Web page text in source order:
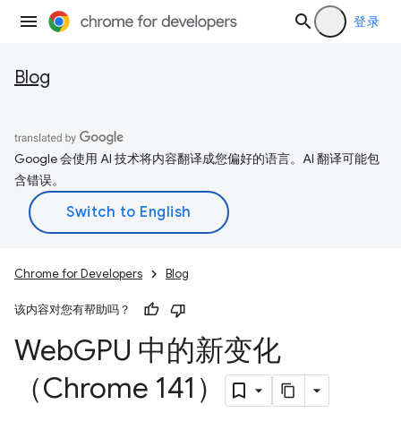
登录
Blog
Google 会使用 AI 技术将内容翻译成您偏好的语言。AI 翻译可能包
含错误。
Chrome for Developers Blog
该内容对您有帮助吗？
WebGPU 中的新变化
（Chrome 141）